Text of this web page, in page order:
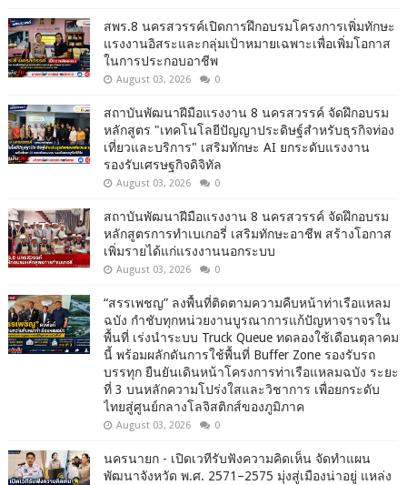
สพร.8 นครสวรรค์เปิดการฝึกอบรมโครงการเพิ่มทักษะ
แรงงานอิสระและกลุ่มเป้าหมายเฉพาะเพื่อเพิ่มโอกาส
ในการประกอบอาชีพ
August 03, 2026 0
สถาบันพัฒนาฝีมือแรงงาน 8 นครสวรรค์ จัดฝึกอบรม
หลักสูตร "เทคโนโลยีปัญญาประดิษฐ์สำหรับธุรกิจท่อง
เที่ยวและบริการ" เสริมทักษะ AI ยกระดับแรงงาน
รองรับเศรษฐกิจดิจิทัล
August 03, 2026 0
สถาบันพัฒนาฝีมือแรงงาน 8 นครสวรรค์ จัดฝึกอบรม
หลักสูตรการทำเบเกอรี่ เสริมทักษะอาชีพ สร้างโอกาส
เพิ่มรายได้แก่แรงงานนอกระบบ
August 03, 2026 0
“สรรเพชญ” ลงพื้นที่ติดตามความคืบหน้าท่าเรือแหลม
ฉบัง กำชับทุกหน่วยงานบูรณาการแก้ปัญหาจราจรใน
พื้นที่ เร่งนำระบบ Truck Queue ทดลองใช้เดือนตุลาคม
นี้ พร้อมผลักดันการใช้พื้นที่ Buffer Zone รองรับรถ
บรรทุก ยืนยันเดินหน้าโครงการท่าเรือแหลมฉบัง ระยะ
ที่ 3 บนหลักความโปร่งใสและวิชาการ เพื่อยกระดับ
ไทยสู่ศูนย์กลางโลจิสติกส์ของภูมิภาค
August 03, 2026 0
นครนายก - เปิดเวทีรับฟังความคิดเห็น จัดทำแผน
พัฒนาจังหวัด พ.ศ. 2571–2575 มุ่งสู่เมืองน่าอยู่ แหล่ง